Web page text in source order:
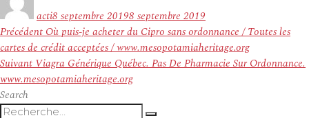
actile
8 septembre 20198 septembre 2019
Navigation
de
l’article
Précédent Article
précédent :
Où puis-je acheter du Cipro sans ordonnance / Toutes les
cartes de crédit acceptées / www.mesopotamiaheritage.org
Suivant Article
suivant :
Viagra Générique Québec. Pas De Pharmacie Sur Ordonnance.
www.mesopotamiaheritage.org
Search
Recherche